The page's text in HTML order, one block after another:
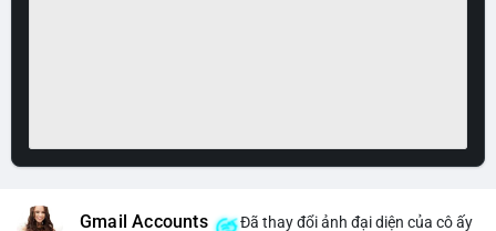
Gmail Accounts Đã thay đổi ảnh đại diện của cô ấy